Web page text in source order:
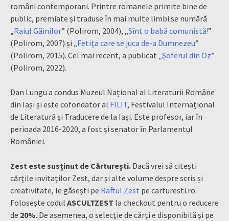
români contemporani. Printre romanele primite bine de
public, premiate și traduse în mai multe limbi se numără
Raiul Găinilor” (Polirom, 2004), „ Sînt o babă comunistă!”
(Polirom, 2007) și „ Fetița care se juca de-a Dumnezeu”
(Polirom, 2015). Cel mai recent, a publicat „ Șoferul din Oz”
(Polirom, 2022).
Dan Lungu a condus Muzeul Național al Literaturii Române
din Iași și este cofondator al FILIT, Festivalul Internațional
de Literatură și Traducere de la Iași. Este profesor, iar în
perioada 2016-2020, a fost și senator în Parlamentul
României.
Zest este susținut de Cărturești. Dacă vrei să citești
cărțile invitaților Zest, dar și alte volume despre scris și
creativitate, le găsești pe Raftul Zest pe carturesti.ro.
Folosește codul ASCULTZEST la checkout pentru o reducere
de 20%. De asemenea, o selecție de cărți e disponibilă și pe